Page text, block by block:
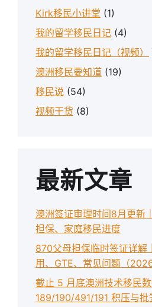
Kirk移民小讲堂 (1)
我的留学移民日记 (4)
我的留学移民日记（视频）
澳洲移民要知道 (19)
移民说 (54)
视频干货 (8)
最新文章
澳洲签证审理时间8月更新
担保、家庭移民进度
870父母担保临时签证详解
用、GTE、常见问题（2026
截止 5 月底澳洲技术移民数
189/190/491/191 积压与批